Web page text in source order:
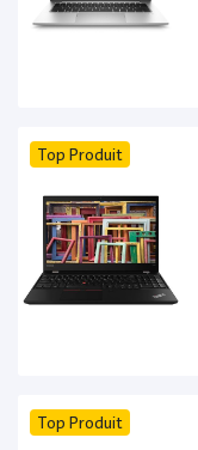
Top Produit
Top Produit